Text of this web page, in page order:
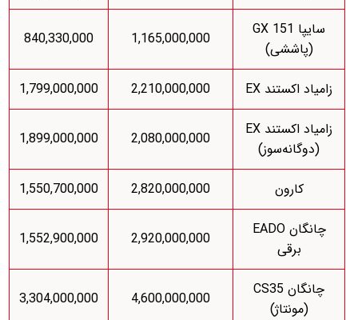
سایپا 151 GX
(پاششی)
1,165,000,000
840,330,000
زامیاد اکستند EX 2,210,000,000
1,799,000,000
زامیاد اکستند EX
(دوگانه‌سوز)
2,080,000,000
1,899,000,000
کارون 2,820,000,000
1,550,700,000
چانگان EADO
برقی
2,920,000,000
1,552,900,000
چانگان CS35
(مونتاژ)
4,600,000,000
3,304,000,000